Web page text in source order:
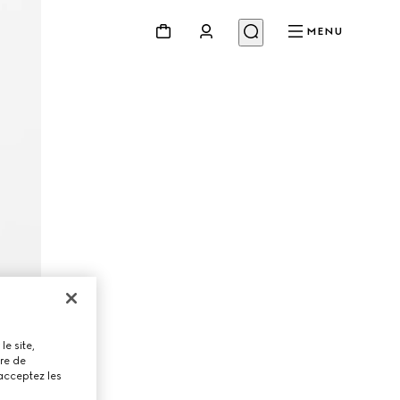
MENU
site,
de
les